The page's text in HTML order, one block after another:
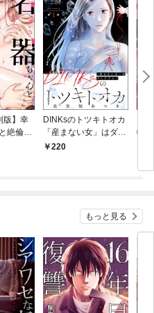
版】幸
絶倫エ
ぼりエ
DINKsのトツキトオカ
「産まない女」はダメ
ですか？（分冊版）
220
物
話】
もっと見る